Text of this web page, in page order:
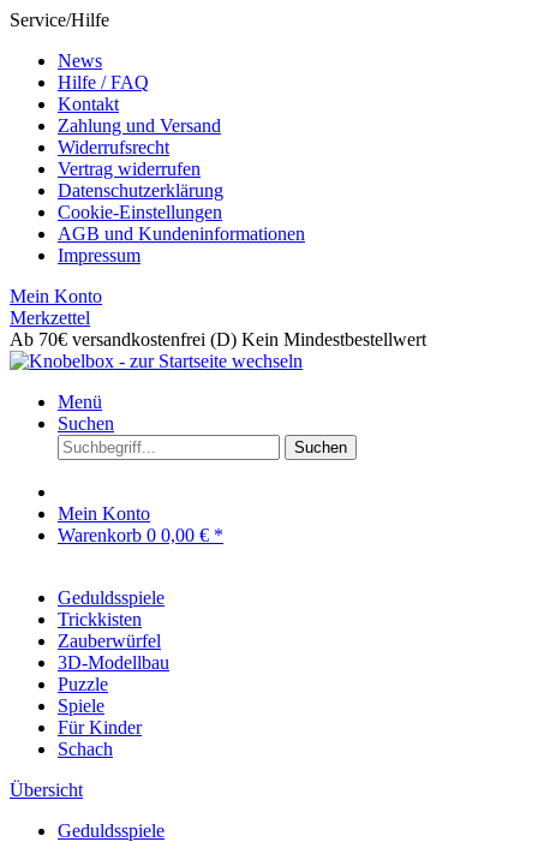
Service/Hilfe
News
Hilfe / FAQ
Kontakt
Zahlung und Versand
Widerrufsrecht
Vertrag widerrufen
Datenschutzerklärung
Cookie-Einstellungen
AGB und Kundeninformationen
Impressum
Mein Konto
Merkzettel
Ab 70€ versandkostenfrei (D) Kein Mindestbestellwert
Menü
Suchen
Suchen
Mein Konto
Warenkorb 0 0,00 € *
Geduldsspiele
Trickkisten
Zauberwürfel
3D-Modellbau
Puzzle
Spiele
Für Kinder
Schach
Übersicht
Geduldsspiele